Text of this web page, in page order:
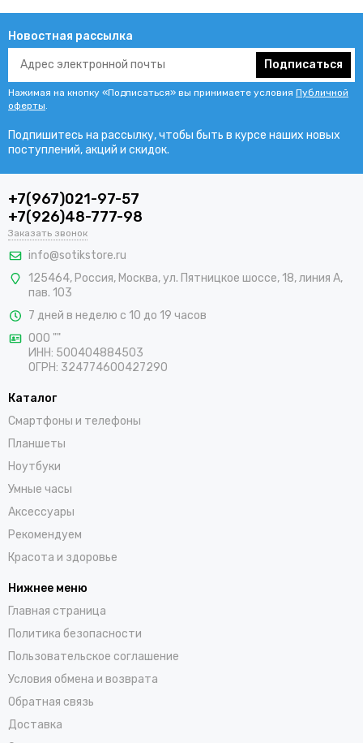
Новостная рассылка
Подписаться
Нажимая на кнопку «Подписаться» вы принимаете условия Публичной
оферты.
Подпишитесь на рассылку, чтобы быть в курсе наших новых
поступлений, акций и скидок.
+7(967)021-97-57
+7(926)48-777-98
Заказать звонок
info@sotikstore.ru
125464, Россия, Москва,ул. Пятницкое шоссе, 18, линия А,
пав. 103
7 дней в неделю с 10 до 19 часов
ООО ""
ИНН: 500404884503
ОГРН: 324774600427290
Каталог
Смартфоны и телефоны
Планшеты
Ноутбуки
Умные часы
Аксессуары
Рекомендуем
Красота и здоровье
Нижнее меню
Главная страница
Политика безопасности
Пользовательское соглашение
Условия обмена и возврата
Обратная связь
Доставка